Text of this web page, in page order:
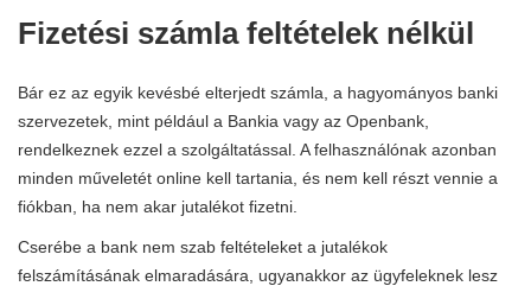
Fizetési számla feltételek nélkül
Bár ez az egyik kevésbé elterjedt számla, a hagyományos banki
szervezetek, mint például a Bankia vagy az Openbank,
rendelkeznek ezzel a szolgáltatással. A felhasználónak azonban
minden műveletét online kell tartania, és nem kell részt vennie a
fiókban, ha nem akar jutalékot fizetni.
Cserébe a bank nem szab feltételeket a jutalékok
felszámításának elmaradására, ugyanakkor az ügyfeleknek lesz